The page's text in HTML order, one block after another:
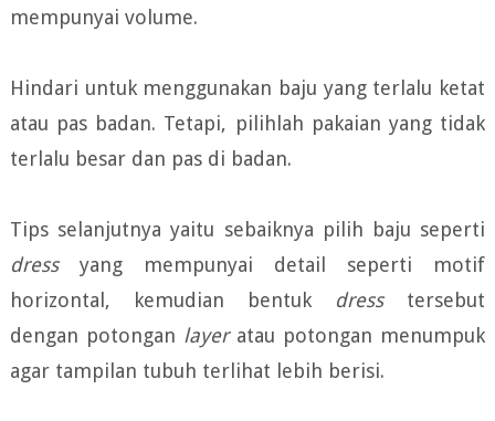
mempunyai volume.
Hindari untuk menggunakan baju yang terlalu ketat
atau pas badan. Tetapi, pilihlah pakaian yang tidak
terlalu besar dan pas di badan.
Tips selanjutnya yaitu sebaiknya pilih baju seperti
dress yang mempunyai detail seperti motif
horizontal, kemudian bentuk dress tersebut
dengan potongan layer atau potongan menumpuk
agar tampilan tubuh terlihat lebih berisi.